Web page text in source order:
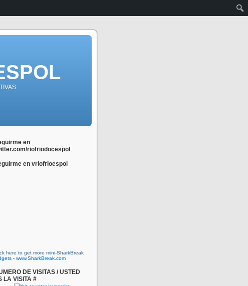
en
riofriodocespol
en vriofrioespol
here to get more mini-SharkBreak
- www.SharkBreak.com
DE VISITAS / USTED
LA VISITA #